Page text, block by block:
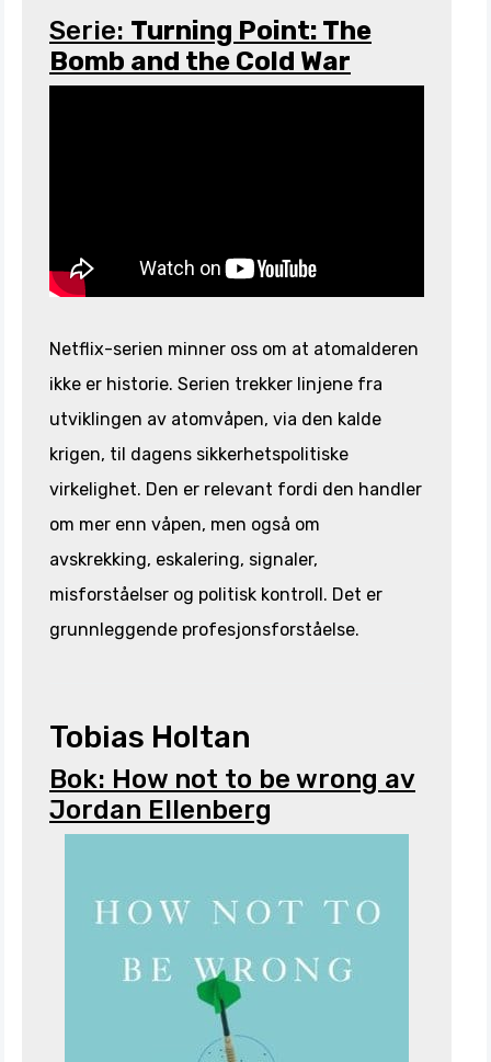
Serie: Turning Point: The
Bomb and the Cold War
Netflix-serien minner oss om at atomalderen
ikke er historie. Serien trekker linjene fra
utviklingen av atomvåpen, via den kalde
krigen, til dagens sikkerhetspolitiske
virkelighet. Den er relevant fordi den handler
om mer enn våpen, men også om
avskrekking, eskalering, signaler,
misforståelser og politisk kontroll. Det er
grunnleggende profesjonsforståelse.
Tobias Holtan
Bok: How not to be wrong av
Jordan Ellenberg